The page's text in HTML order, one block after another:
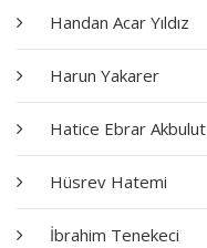
Handan Acar Yıldız
Harun Yakarer
Hatice Ebrar Akbulut
Hüsrev Hatemi
İbrahim Tenekeci